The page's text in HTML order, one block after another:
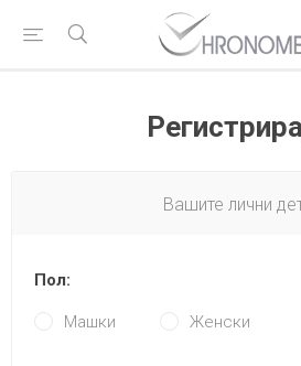
Вашите лични
Пол:
Машки Женски